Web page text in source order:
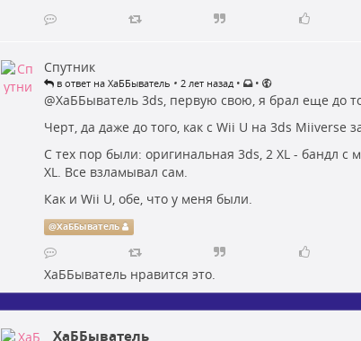
Спутник
в ответ на ХаББыватель • 2 лет назад • •
@ХаББыватель3ds, первую свою, я брал еще до
Черт, да даже до того, как с Wii U на 3ds Miiverse
С тех пор были: оригинальная 3ds, 2 XL - бандл с
XL. Все взламывал сам.
Как и Wii U, обе, что у меня были.
@ХаББыватель
ХаББывательнравится это.
ХаББыватель